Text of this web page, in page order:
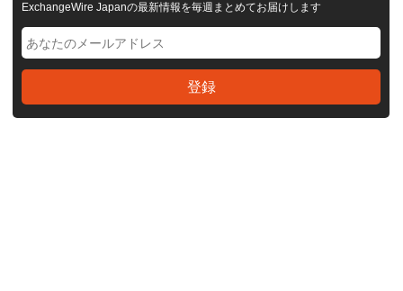
ExchangeWire Japanの最新情報を毎週まとめてお届けします